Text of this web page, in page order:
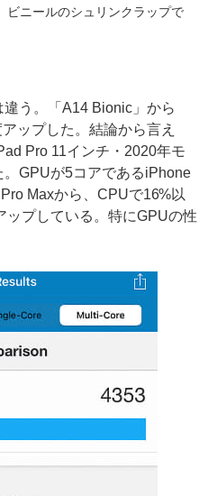
ビニールのシュリンクラップで
う。「A14 Bionic」から
ップした。結論から言え
Pro 11インチ・2020年モ
GPUが5コアであるiPhone
Maxから、CPUで16%以
ップしている。特にGPUの性